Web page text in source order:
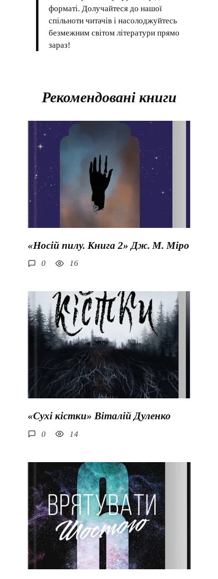
форматі. Долучайтеся до нашої
спільноти читачів і насолоджуйтесь
безмежним світом літератури прямо
зараз!
Рекомендовані книги
«Носій пилу. Книга 2» Дж. М. Міро
0 16
«Сухі кістки» Віталій Дуленко
0 14